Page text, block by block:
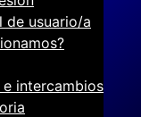
de usuario/a
intercambios